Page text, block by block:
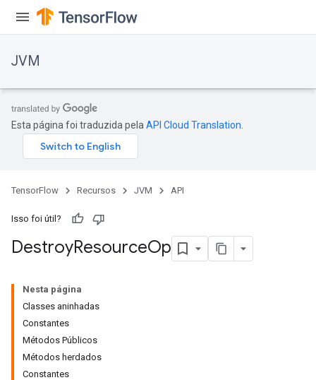
JVM
Esta página foi traduzida pela API Cloud Translation
TensorFlow Recursos JVM API
Isso foi útil?
DestroyResourceOp
Nesta página
Classes aninhadas
Constantes
Métodos Públicos
Métodos herdados
Constantes